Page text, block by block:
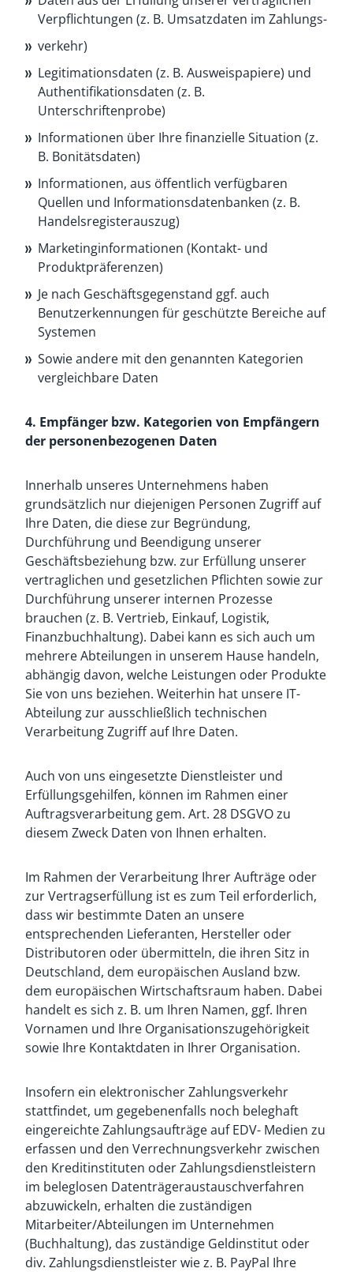
Verpflichtungen (z. B. Umsatzdaten im Zahlungs-
verkehr)
Legitimationsdaten (z. B. Ausweispapiere) und
Authentifikationsdaten (z. B.
Unterschriftenprobe)
Informationen über Ihre finanzielle Situation (z.
B. Bonitätsdaten)
Informationen, aus öffentlich verfügbaren
Quellen und Informationsdatenbanken (z. B.
Handelsregisterauszug)
Marketinginformationen (Kontakt- und
Produktpräferenzen)
Je nach Geschäftsgegenstand ggf. auch
Benutzerkennungen für geschützte Bereiche auf
Systemen
Sowie andere mit den genannten Kategorien
vergleichbare Daten
4. Empfänger bzw. Kategorien von Empfängern
der personenbezogenen Daten
Innerhalb unseres Unternehmens haben
grundsätzlich nur diejenigen Personen Zugriff auf
Ihre Daten, die diese zur Begründung,
Durchführung und Beendigung unserer
Geschäftsbeziehung bzw. zur Erfüllung unserer
vertraglichen und gesetzlichen Pflichten sowie zur
Durchführung unserer internen Prozesse
brauchen (z. B. Vertrieb, Einkauf, Logistik,
Finanzbuchhaltung). Dabei kann es sich auch um
mehrere Abteilungen in unserem Hause handeln,
abhängig davon, welche Leistungen oder Produkte
Sie von uns beziehen. Weiterhin hat unsere IT-
Abteilung zur ausschließlich technischen
Verarbeitung Zugriff auf Ihre Daten.
Auch von uns eingesetzte Dienstleister und
Erfüllungsgehilfen, können im Rahmen einer
Auftragsverarbeitung gem. Art. 28 DSGVO zu
diesem Zweck Daten von Ihnen erhalten.
Im Rahmen der Verarbeitung Ihrer Aufträge oder
zur Vertragserfüllung ist es zum Teil erforderlich,
dass wir bestimmte Daten an unsere
entsprechenden Lieferanten, Hersteller oder
Distributoren oder übermitteln, die ihren Sitz in
Deutschland, dem europäischen Ausland bzw.
dem europäischen Wirtschaftsraum haben. Dabei
handelt es sich z. B. um Ihren Namen, ggf. Ihren
Vornamen und Ihre Organisationszugehörigkeit
sowie Ihre Kontaktdaten in Ihrer Organisation.
Insofern ein elektronischer Zahlungsverkehr
stattfindet, um gegebenenfalls noch beleghaft
eingereichte Zahlungsaufträge auf EDV- Medien zu
erfassen und den Verrechnungsverkehr zwischen
den Kreditinstituten oder Zahlungsdienstleistern
im beleglosen Datenträgeraustauschverfahren
abzuwickeln, erhalten die zuständigen
Mitarbeiter/Abteilungen im Unternehmen
(Buchhaltung), das zuständige Geldinstitut oder
div. Zahlungsdienstleister wie z. B. PayPal Ihre